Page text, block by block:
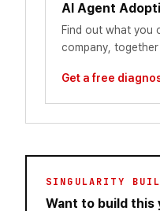
AI Agent
Find out what you
company,
Get a free
SINGULARITY
Want to build this